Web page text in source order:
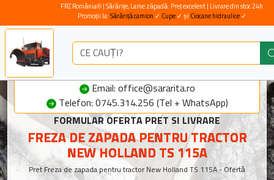
Email: office@sararita.ro
Telefon: 0745.314.256 (Tel + WhatsApp)
FORMULAR OFERTA PRET SI LIVRARE
FREZA DE ZAPADA PENTRU TRACTOR
NEW HOLLAND TS 115A
Pret Freza de zapada pentru tractor New Holland TS 115A - Ofertă
FRZ România® | Sărărițe, Lame zăpadă: Preț excelent | Livrare din stoc 24h
Promoții la: Sărăriță camion ✓ Cupe ✓ și Ciocane hidraulice✓